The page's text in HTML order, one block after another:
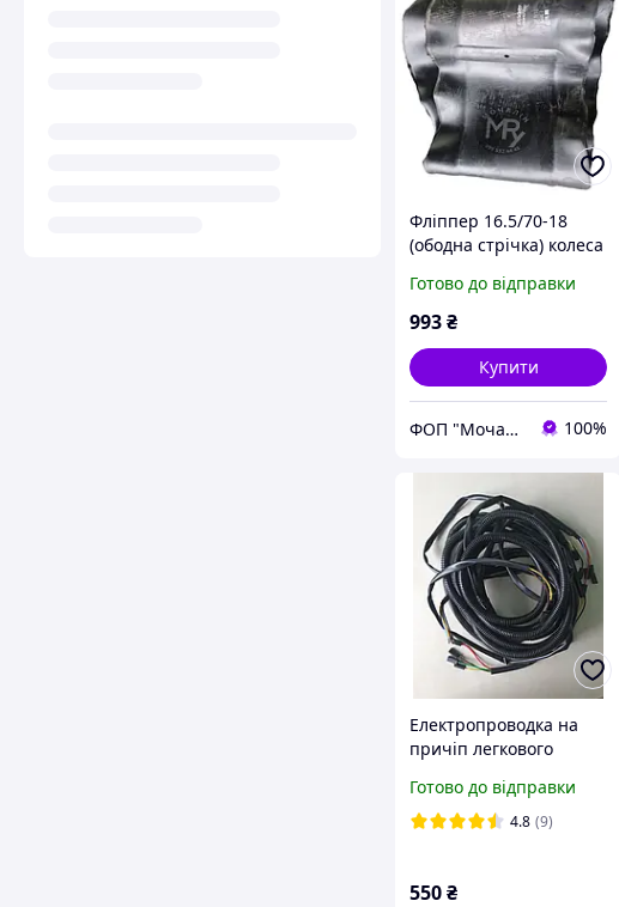
Фліппер 16.5/70-18
(ободна стрічка) колеса
ПРТ-10
Готово до відправки
993₴
Купити
ФОП "Мочалін Р.Ю." 100%
Електропроводка на
причіп легкового
габаритами
Готово до відправки
4.8 (9)
550₴